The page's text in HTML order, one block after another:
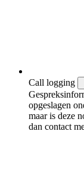
Call logging
opgeslagen
maar is deze
dan contact